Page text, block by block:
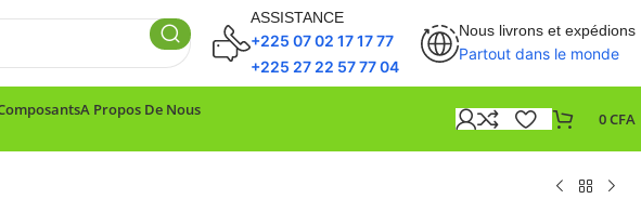
ASSISTANCE
+225 07 02 17 17 77
+225 27 22 57 77 04
Nous livrons et expédions
Partout dans le monde
A Propos De Nous 0CFA